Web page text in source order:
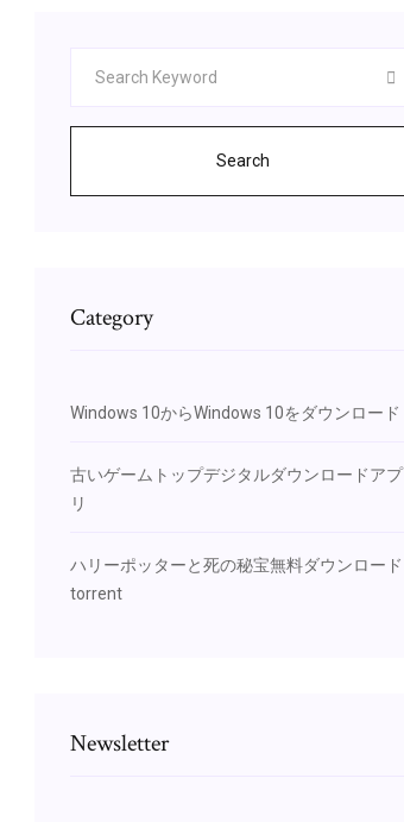
Search
Category
Windows 10からWindows 10をダウンロード
古いゲームトップデジタルダウンロードアプ
リ
ハリーポッターと死の秘宝無料ダウンロード
torrent
Newsletter